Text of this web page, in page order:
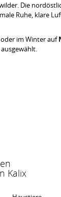
Die
Ruhe, klare
im Winter auf
Kalix